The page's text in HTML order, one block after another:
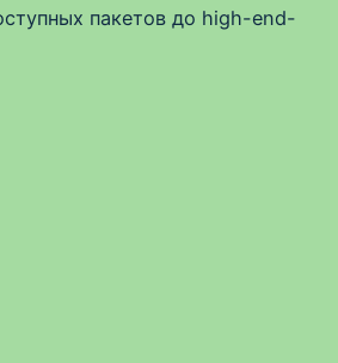
пакетов до high-end-